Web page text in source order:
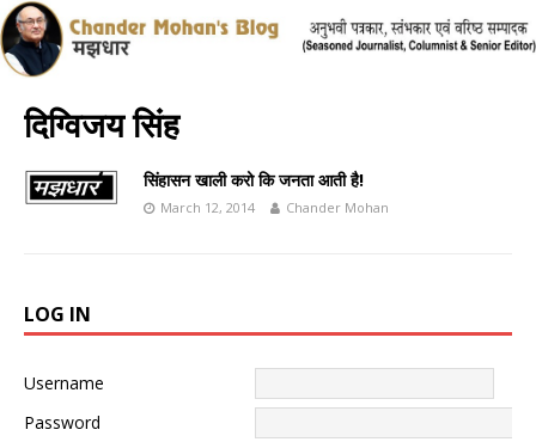
दिग्विजय सिंह
सिंहासन खाली करो कि जनता आती है!
March 12, 2014 Chander Mohan
LOG IN
Username
Password